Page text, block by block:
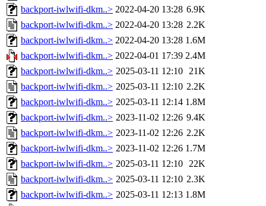
backport-iwlwifi-dkm..> 2022-04-20 13:28 6.9K
backport-iwlwifi-dkm..> 2022-04-20 13:28 2.2K
backport-iwlwifi-dkm..> 2022-04-20 13:28 1.6M
backport-iwlwifi-dkm..> 2022-04-01 17:39 2.4M
backport-iwlwifi-dkm..> 2025-03-11 12:10 21K
backport-iwlwifi-dkm..> 2025-03-11 12:10 2.2K
backport-iwlwifi-dkm..> 2025-03-11 12:14 1.8M
backport-iwlwifi-dkm..> 2023-11-02 12:26 9.4K
backport-iwlwifi-dkm..> 2023-11-02 12:26 2.2K
backport-iwlwifi-dkm..> 2023-11-02 12:26 1.7M
backport-iwlwifi-dkm..> 2025-03-11 12:10 22K
backport-iwlwifi-dkm..> 2025-03-11 12:10 2.3K
backport-iwlwifi-dkm..> 2025-03-11 12:13 1.8M